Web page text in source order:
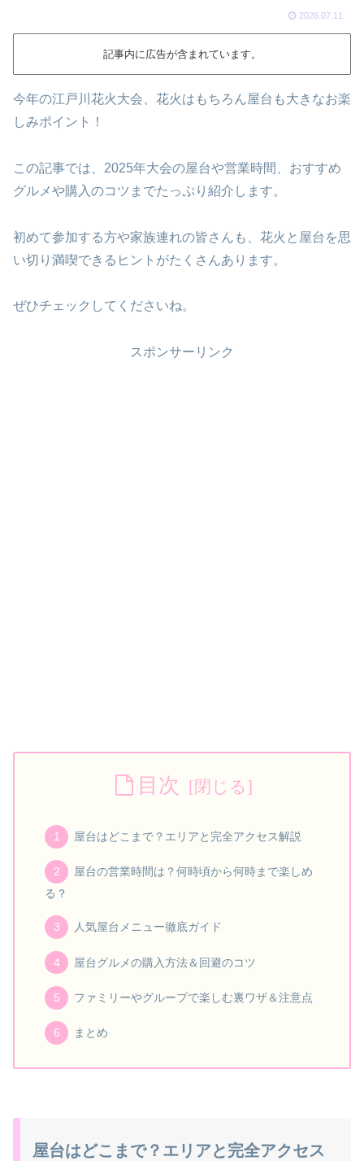
2026.07.11
記事内に広告が含まれています。
今年の江戸川花火大会、花火はもちろん屋台も大きなお楽
しみポイント！
この記事では、2025年大会の屋台や営業時間、おすすめ
グルメや購入のコツまでたっぷり紹介します。
初めて参加する方や家族連れの皆さんも、花火と屋台を思
い切り満喫できるヒントがたくさんあります。
ぜひチェックしてくださいね。
スポンサーリンク
目次
屋台はどこまで？エリアと完全アクセス解説
屋台の営業時間は？何時頃から何時まで楽しめ
る？
人気屋台メニュー徹底ガイド
屋台グルメの購入方法＆回避のコツ
ファミリーやグループで楽しむ裏ワザ＆注意点
まとめ
屋台はどこまで？エリアと完全アクセス